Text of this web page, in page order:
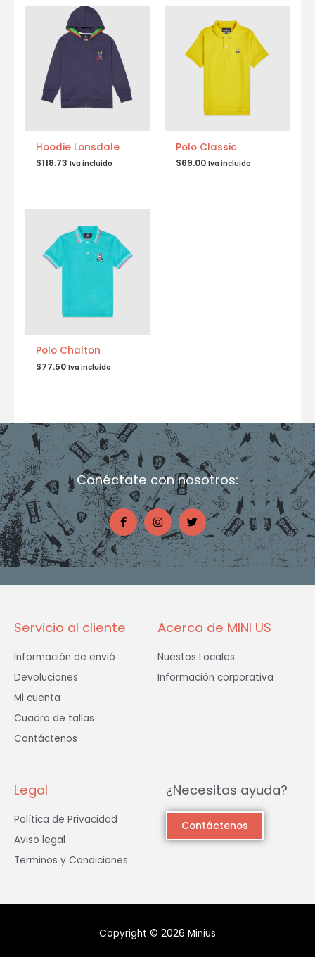
Hoodie Lonsdale
$118.73 Iva incluido
Polo Classic
$69.00 Iva incluido
Polo Chalton
$77.50 Iva incluido
Conéctate con nosotros:
F
a
c
e
b
o
o
-
I
n
s
t
a
g
r
m
T
w
i
t
t
e
Servicio al cliente
Información de envió
Devoluciones
Mi cuenta
Cuadro de tallas
Contáctenos
Acerca de MINI US
Nuestos Locales
Información corporativa
Legal
Política de Privacidad
Aviso legal
Terminos y Condiciones
¿Necesitas ayuda?
Contáctenos
Copyright © 2026 Minius